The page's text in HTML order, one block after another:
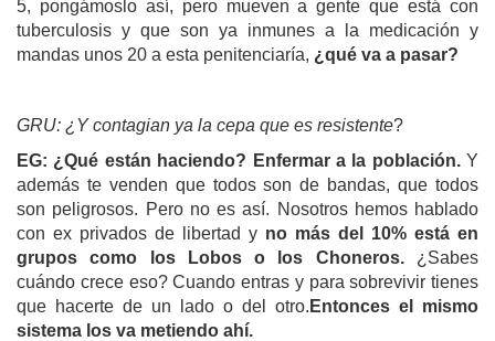
5, pongámoslo así, pero mueven a gente que está con
tuberculosis y que son ya inmunes a la medicación y
mandas unos 20 a esta penitenciaría, ¿qué va a pasar?
GRU: ¿Y contagian ya la cepa que es resistente?
EG: ¿Qué están haciendo? Enfermar a la población.Y
además te venden que todos son de bandas, que todos
son peligrosos. Pero no es así. Nosotros hemos hablado
con ex privados de libertad y no más del 10% está en
grupos como los Lobos o los Choneros. ¿Sabes
cuándo crece eso? Cuando entras y para sobrevivir tienes
que hacerte de un lado o del otro. Entonces el mismo
sistema los va metiendo ahí.